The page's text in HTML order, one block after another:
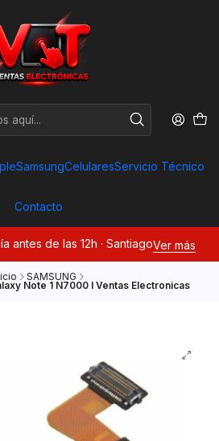
SamsungCelularesServicio Técnico
Contacto
antes de las 12h · SantiagoVer más
SAMSUNG
Note 1 N7000 I Ventas Electronicas